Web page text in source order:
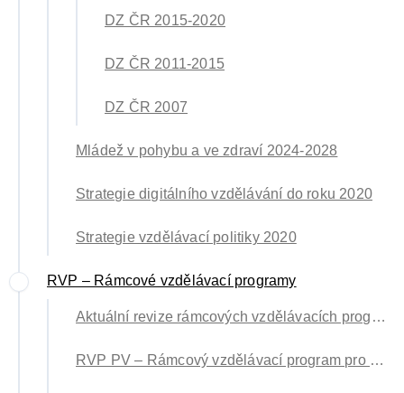
DZ ČR 2015-2020
DZ ČR 2011-2015
DZ ČR 2007
Mládež v pohybu a ve zdraví 2024-2028
Strategie digitálního vzdělávání do roku 2020
Strategie vzdělávací politiky 2020
RVP – Rámcové vzdělávací programy
Aktuální revize rámcových vzdělávacích programů (RVP)
RVP PV – Rámcový vzdělávací program pro předškolní vzdělávání